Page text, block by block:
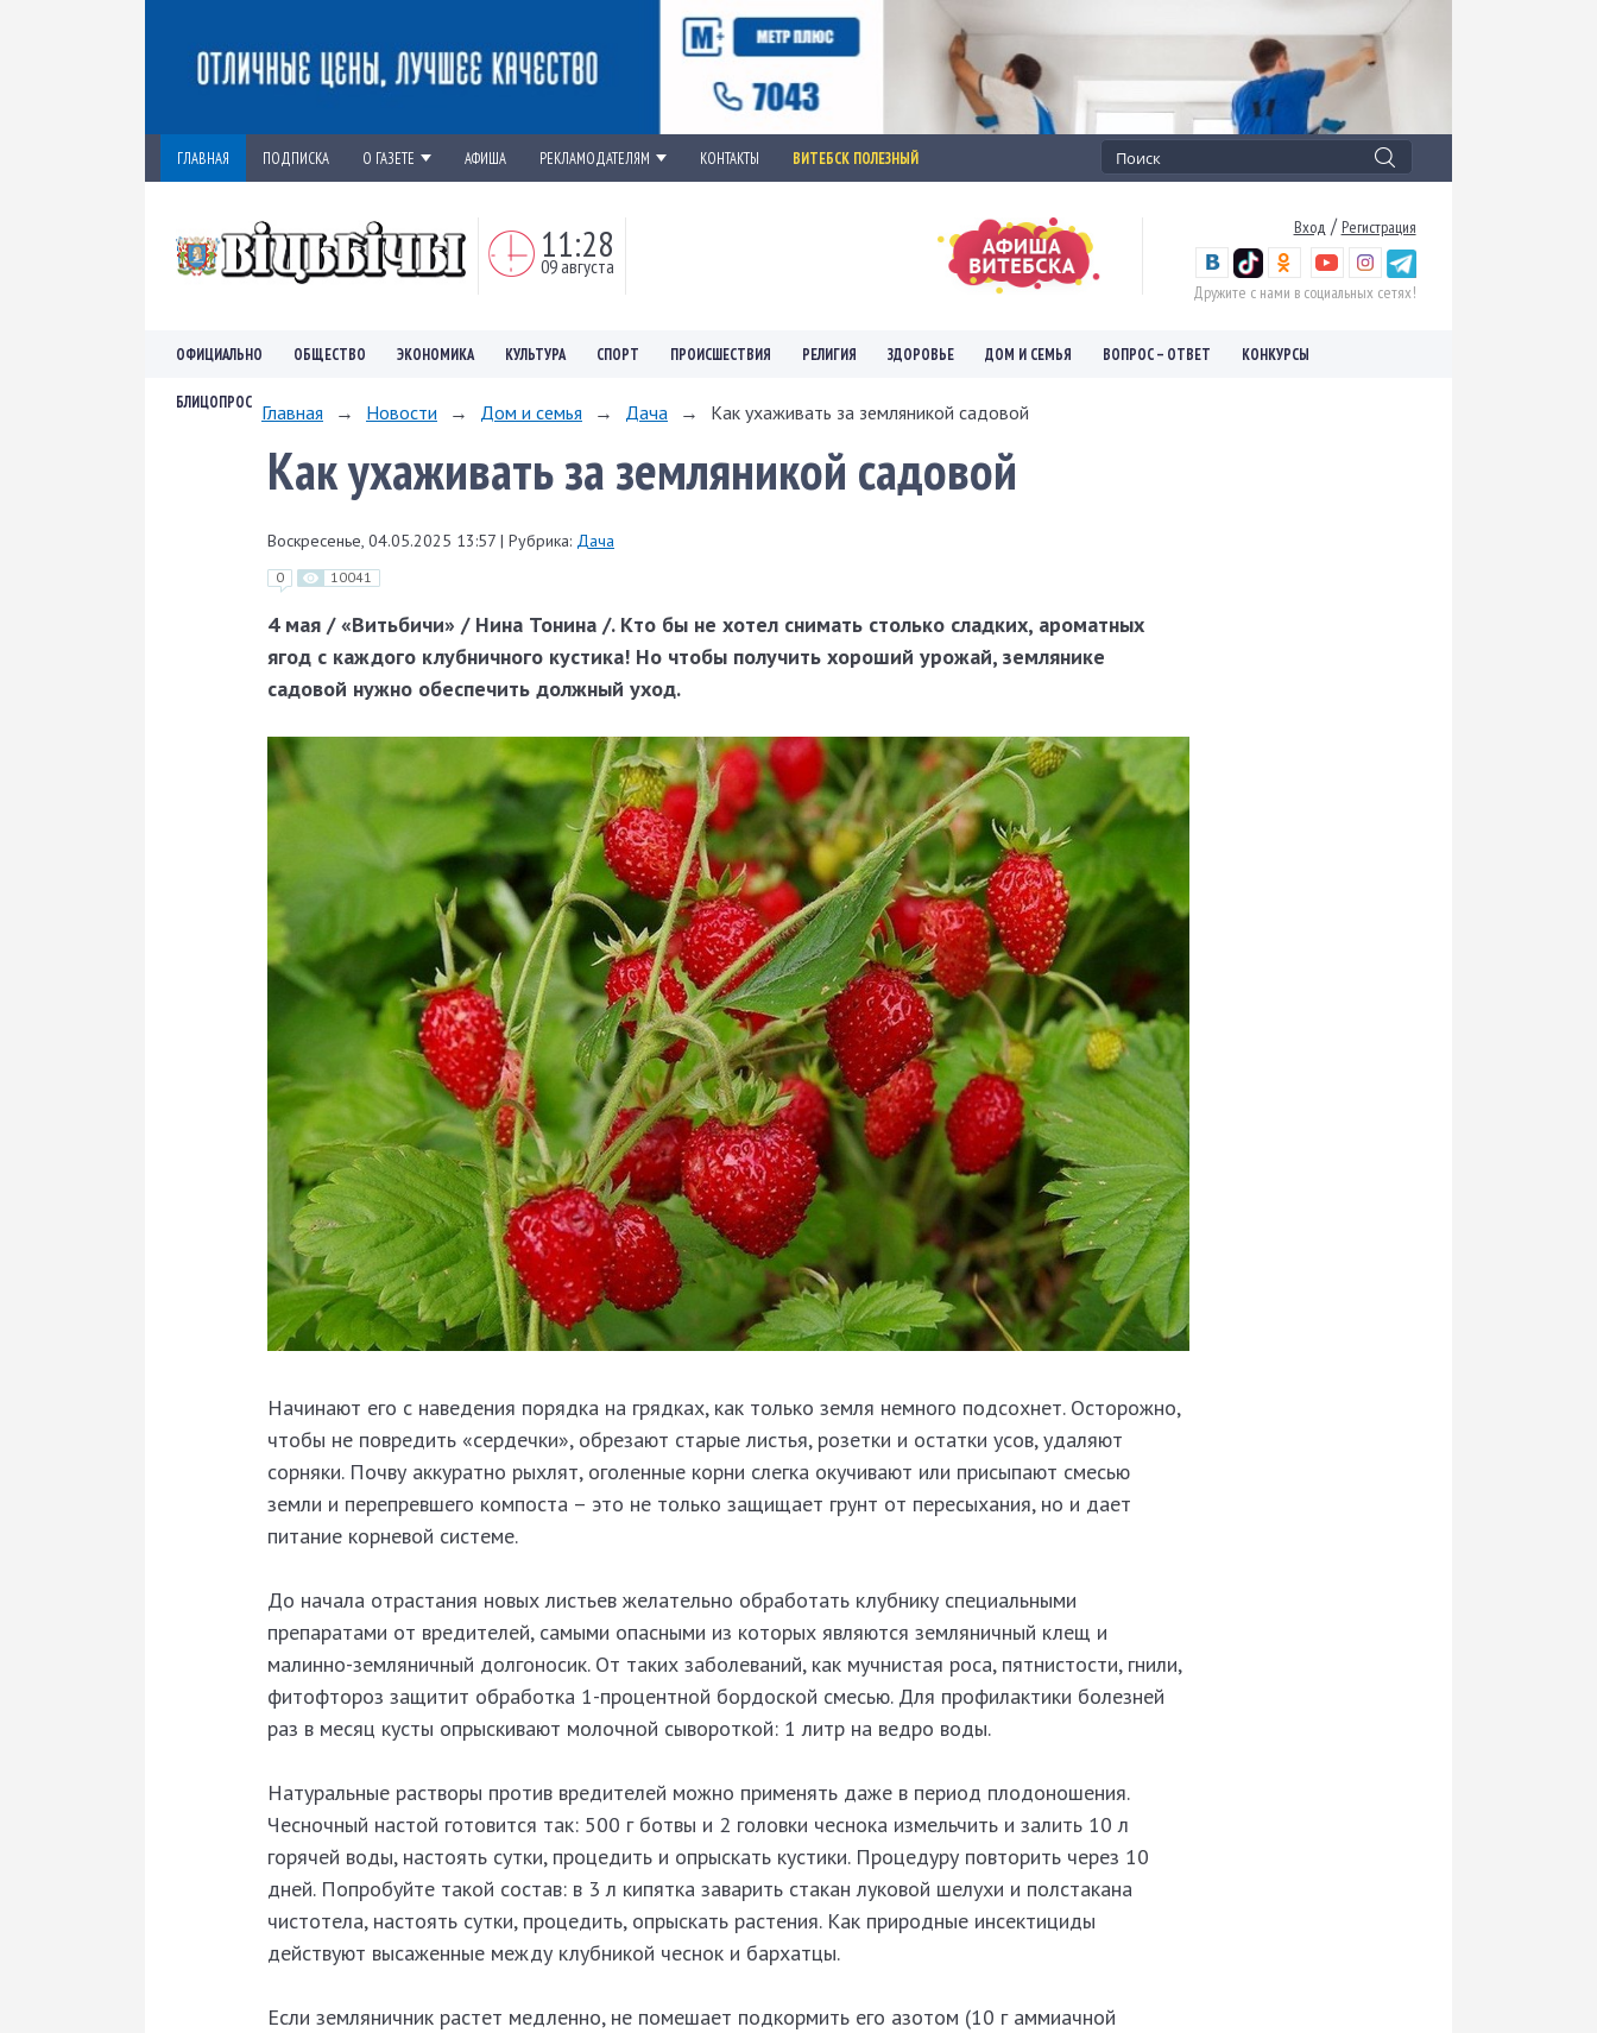
ГЛАВНАЯ ПОДПИСКА О ГАЗЕТЕ АФИША РЕКЛАМОДАТЕЛЯМ КОНТАКТЫ ВИТЕБСК ПОЛЕЗНЫЙ
11:28
09 августа
Вход / Регистрация
Дружите с нами в социальных сетях!
ОФИЦИАЛЬНО ОБЩЕСТВО ЭКОНОМИКА КУЛЬТУРА СПОРТ ПРОИСШЕСТВИЯ РЕЛИГИЯ ЗДОРОВЬЕ ДОМ И СЕМЬЯ ВОПРОС – ОТВЕТ КОНКУРСЫ
БЛИЦОПРОС Главная → Новости → Дом и семья → Дача → Как ухаживать за земляникой садовой
Как ухаживать за земляникой садовой
Воскресенье, 04.05.2025 13:57 | Рубрика: Дача
0 10041
4 мая / «Витьбичи» / Нина Тонина /. Кто бы не хотел снимать столько сладких, ароматных
ягод с каждого клубничного кустика! Но чтобы получить хороший урожай, землянике
садовой нужно обеспечить должный уход.
Начинают его с наведения порядка на грядках, как только земля немного подсохнет. Осторожно,
чтобы не повредить «сердечки», обрезают старые листья, розетки и остатки усов, удаляют
сорняки. Почву аккуратно рыхлят, оголенные корни слегка окучивают или присыпают смесью
земли и перепревшего компоста – это не только защищает грунт от пересыхания, но и дает
питание корневой системе.
До начала отрастания новых листьев желательно обработать клубнику специальными
препаратами от вредителей, самыми опасными из которых являются земляничный клещ и
малинно-земляничный долгоносик. От таких заболеваний, как мучнистая роса, пятнистости, гнили,
фитофтороз защитит обработка 1-процентной бордоской смесью. Для профилактики болезней
раз в месяц кусты опрыскивают молочной сывороткой: 1 литр на ведро воды.
Натуральные растворы против вредителей можно применять даже в период плодоношения.
Чесночный настой готовится так: 500 г ботвы и 2 головки чеснока измельчить и залить 10 л
горячей воды, настоять сутки, процедить и опрыскать кустики. Процедуру повторить через 10
дней. Попробуйте такой состав: в 3 л кипятка заварить стакан луковой шелухи и полстакана
чистотела, настоять сутки, процедить, опрыскать растения. Как природные инсектициды
действуют высаженные между клубникой чеснок и бархатцы.
Если земляничник растет медленно, не помешает подкормить его азотом (10 г аммиачной